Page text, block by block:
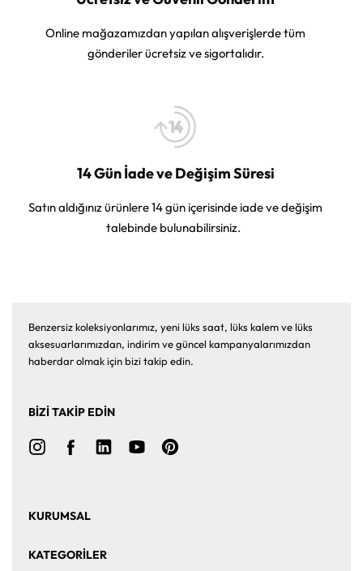
Online mağazamızdan yapılan alışverişlerde tüm
gönderiler ücretsiz ve sigortalıdır.
14 Gün İade ve Değişim Süresi
Satın aldığınız ürünlere 14 gün içerisinde iade ve değişim
talebinde bulunabilirsiniz.
Benzersiz koleksiyonlarımız, yeni lüks saat, lüks kalem ve lüks
aksesuarlarımızdan, indirim ve güncel kampanyalarımızdan
haberdar olmak için bizi takip edin.
BİZİ TAKİP EDİN
KURUMSAL
KATEGORİLER